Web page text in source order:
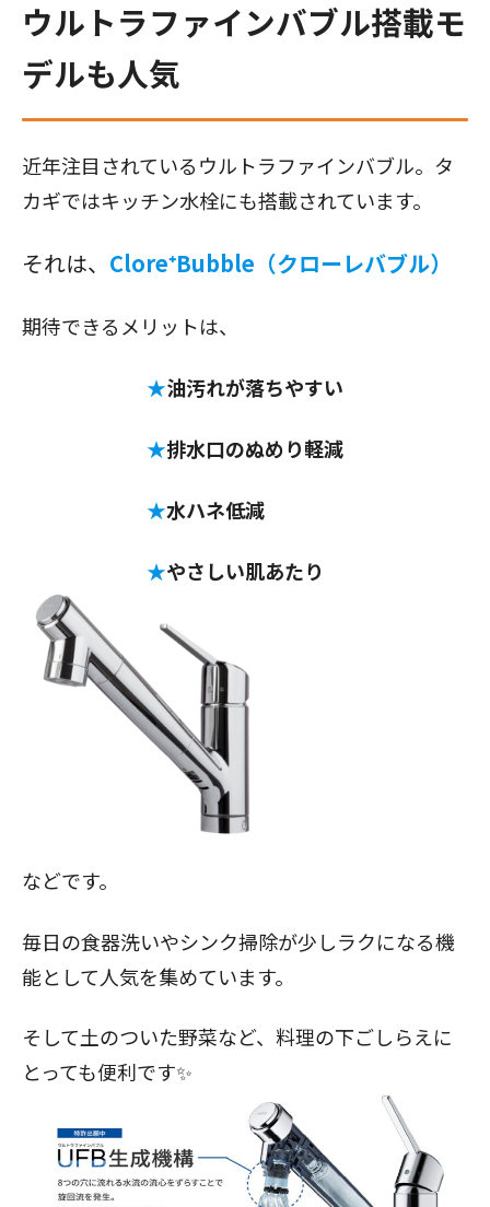
ウルトラファインバブル搭載モ
デルも人気
近年注目されているウルトラファインバブル。タ
カギではキッチン水栓にも搭載されています。
それは、 Clore⁺Bubble（クローレバブル）
期待できるメリットは、
★油汚れが落ちやすい
★排水口のぬめり軽減
★水ハネ低減
★やさしい肌あたり
などです。
毎日の食器洗いやシンク掃除が少しラクになる機
能として人気を集めています。
そして土のついた野菜など、料理の下ごしらえに
とっても便利です✨